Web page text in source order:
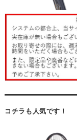
コチラも人気です！